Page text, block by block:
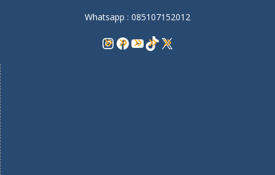
Whatsapp : 085107152012
Instagram
Facebook
YouTube
TikTok
X